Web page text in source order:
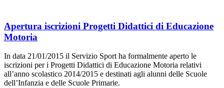
Apertura iscrizioni Progetti Didattici di Educazione
Motoria
In data 21/01/2015 il Servizio Sport ha formalmente aperto le
iscrizioni per i Progetti Didattici di Educazione Motoria relativi
all’anno scolastico 2014/2015 e destinati agli alunni delle Scuole
dell’Infanzia e delle Scuole Primarie.